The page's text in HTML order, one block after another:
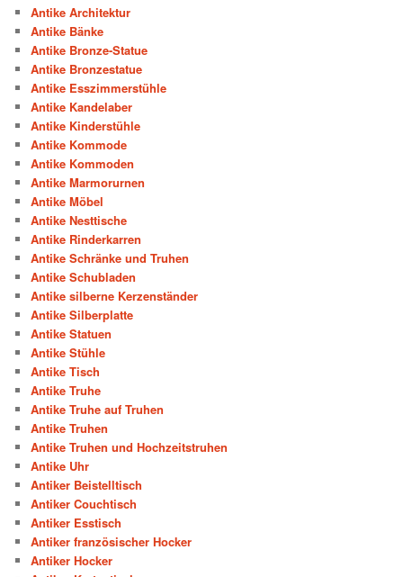
Antike Architektur
Antike Bänke
Antike Bronze-Statue
Antike Bronzestatue
Antike Esszimmerstühle
Antike Kandelaber
Antike Kinderstühle
Antike Kommode
Antike Kommoden
Antike Marmorurnen
Antike Möbel
Antike Nesttische
Antike Rinderkarren
Antike Schränke und Truhen
Antike Schubladen
Antike silberne Kerzenständer
Antike Silberplatte
Antike Statuen
Antike Stühle
Antike Tisch
Antike Truhe
Antike Truhe auf Truhen
Antike Truhen
Antike Truhen und Hochzeitstruhen
Antike Uhr
Antiker Beistelltisch
Antiker Couchtisch
Antiker Esstisch
Antiker französischer Hocker
Antiker Hocker